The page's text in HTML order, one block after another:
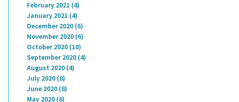
February 2021 (4)
January 2021 (4)
December 2020 (6)
November 2020 (6)
October 2020 (10)
September 2020 (4)
August 2020 (4)
July 2020 (8)
June 2020 (8)
May 2020 (8)